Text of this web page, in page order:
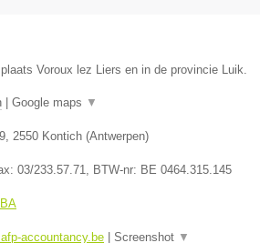
Voroux lez Liers en in de provincie Luik.
Google maps ▼
, 2550 Kontich (Antwerpen)
03/233.57.71, BTW-nr: BE 0464.315.145
accountancy.be Screenshot ▼